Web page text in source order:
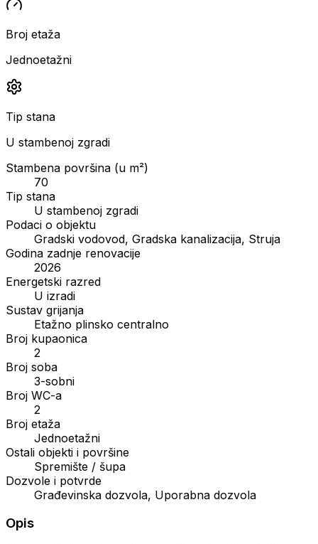
Broj etaža
Jednoetažni
Tip stana
U stambenoj zgradi
Stambena površina (u m²)
70
Tip stana
U stambenoj zgradi
Podaci o objektu
Gradski vodovod, Gradska kanalizacija, Struja
Godina zadnje renovacije
2026
Energetski razred
U izradi
Sustav grijanja
Etažno plinsko centralno
Broj kupaonica
2
Broj soba
3-sobni
Broj WC-a
2
Broj etaža
Jednoetažni
Ostali objekti i površine
Spremište / šupa
Dozvole i potvrde
Građevinska dozvola, Uporabna dozvola
Opis